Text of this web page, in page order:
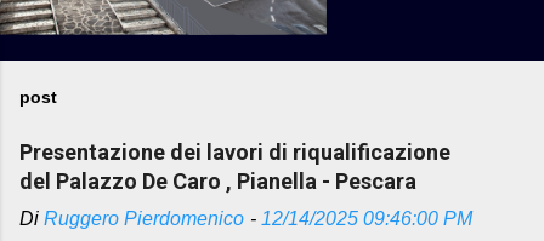
post
Presentazione dei lavori di riqualificazione
del Palazzo De Caro , Pianella - Pescara
Di Ruggero Pierdomenico - 12/14/2025 09:46:00 PM